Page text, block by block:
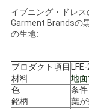
依
頼
地
図
イブニング・ドレ
Garment Brandsの
の生地:
プロダクト項目
材料
地面
色
条
銘柄
葉